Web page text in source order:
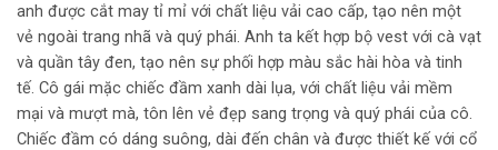
anh được cắt may tỉ mỉ với chất liệu vải cao cấp, tạo nên một
vẻ ngoài trang nhã và quý phái. Anh ta kết hợp bộ vest với cà vạt
và quần tây đen, tạo nên sự phối hợp màu sắc hài hòa và tinh
tế. Cô gái mặc chiếc đầm xanh dài lụa, với chất liệu vải mềm
mại và mượt mà, tôn lên vẻ đẹp sang trọng và quý phái của cô.
Chiếc đầm có dáng suông, dài đến chân và được thiết kế với cổ